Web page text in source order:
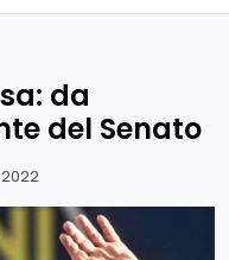
da
del Senato